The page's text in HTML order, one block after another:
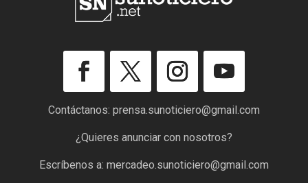
Contáctanos: prensa.sunoticiero@gmail.com
¿Quieres anunciar con nosotros?
Escríbenos a: mercadeo.sunoticiero@gmail.com